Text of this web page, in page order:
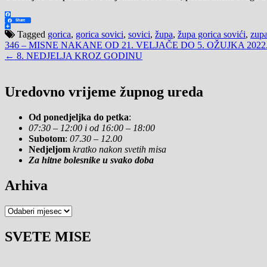
Facebook
Share
ShareTagged gorica, gorica sovici, sovici, župa, župa gorica sovići,
Navigacija
objava
346 – MISNE NAKANE OD 21. VELJAČE DO 5. OŽUJKA
← 8. NEDJELJA KROZ GODINU
Uredovno vrijeme župnog ureda
Od ponedjeljka do petka:
07:30 – 12:00 i od 16:00 – 18:00
Subotom: 07.30 – 12.00
Nedjeljom kratko nakon svetih misa
Za hitne bolesnike u svako doba
Arhiva
Arhiva
SVETE MISE